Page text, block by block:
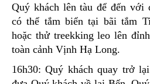
Quý khách lên tàu để đến với
có thể tắm biển tại bãi tắm
hoặc thử treekking leo lên
toàn cảnh Vịnh Hạ Long.
16h30: Quý khách quay trở